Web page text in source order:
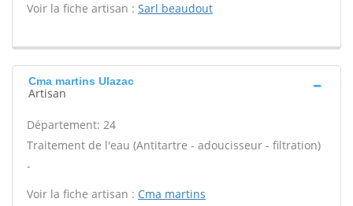
Voir la fiche artisan : Sarl beaudout
Cma martins Ulazac
Artisan
Département: 24
Traitement de l'eau (Antitartre - adoucisseur - filtration)
-
Voir la fiche artisan : Cma martins